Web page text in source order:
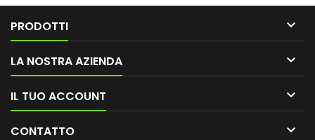
PRODOTTI 
LA NOSTRA AZIENDA 
IL TUO ACCOUNT 
CONTATTO 